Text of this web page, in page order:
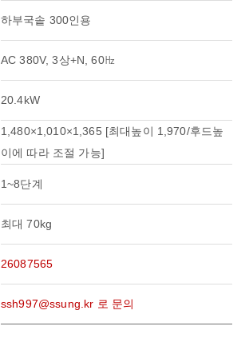
하부국솥 300인용
AC 380V, 3상+N, 60㎐
20.4kW
1,480×1,010×1,365 [최대높이 1,970/후드높
이에 따라 조절 가능]
1~8단계
최대 70kg
26087565
ssh997@ssung.kr 로 문의